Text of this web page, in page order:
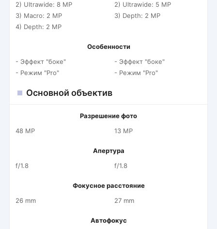
2) Ultrawide: 8 MP
3) Macro: 2 MP
4) Depth: 2 MP
2) Ultrawide: 5 MP
3) Depth: 2 MP
Особенности
- Эффект "боке"
- Режим "Pro"
- Эффект "боке"
- Режим "Pro"
Основной объектив
Разрешение фото
48 MP
13 MP
Апертура
f/1.8
f/1.8
Фокусное расстояние
26 mm
27 mm
Автофокус